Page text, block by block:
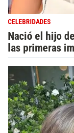
CELEBRIDADES
Nació el hijo
las primeras